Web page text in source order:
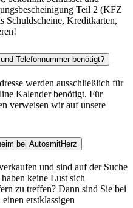
Teil 2 (KFZ
Schuldscheine, Kreditkarten,
Telefonnummer benötigt?
werden ausschließlich für
Kalender benötigt. Für
verweisen wir auf unsere
bei AutosmitHerz
und sind auf der Suche
keine Lust sich
zu treffen? Dann sind Sie bei
erstklassigen